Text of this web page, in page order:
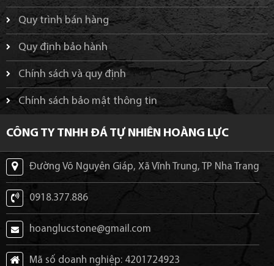
Quy trình bán hàng
Quy định bảo hành
Chính sách và quy định
Chính sách bảo mật thông tin
CÔNG TY TNHH ĐÁ TỰ NHIÊN HOÀNG LỰC
Đường Võ Nguyên Giáp, Xã Vĩnh Trung, TP Nha Trang
0918.377.886
hoanglucstone@gmail.com
Mã số doanh nghiệp: 4201724923